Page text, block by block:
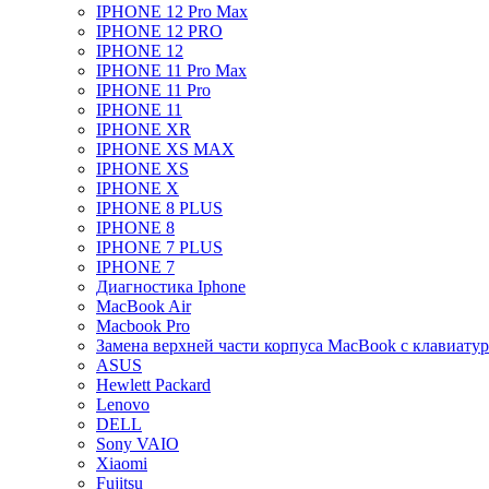
IPHONE 12 Pro Max
IPHONE 12 PRO
IPHONE 12
IPHONE 11 Pro Max
IPHONE 11 Pro
IPHONE 11
IPHONE XR
IPHONE XS MAX
IPHONE XS
IPHONE X
IPHONE 8 PLUS
IPHONE 8
IPHONE 7 PLUS
IPHONE 7
Диагностика Iphone
MacBook Air
Macbook Pro
Замена верхней части корпуса MacBook с
ASUS
Hewlett Packard
Lenovo
DELL
Sony VAIO
Xiaomi
Fujitsu